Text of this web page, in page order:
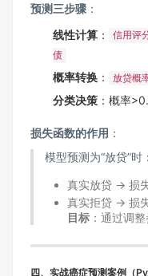
​预测三步骤​ ​：
​线性计算​ ​：
信用
债
​概率转换​ ​： 放贷概
​分类决策​ ：概率
​损失函数的作用​ ​：
模型预测为“放贷”时：
真实放贷 → 损
真实拒贷 → 损
​目标​：通过调
四、实战癌症预测案例（